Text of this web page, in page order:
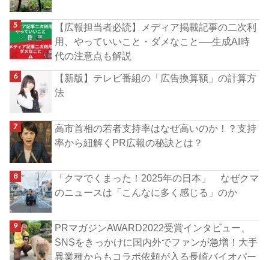
【広報担当者必読】メディア掲載記事の二次利
用、やっていいこと・ダメなこと──生成AI時
代の注意点も解説
【新版】テレビ番組の「広告換算額」の計算方
法
高市首相の若者支持率はなぜ高いのか！？支持
率から紐解くPR広報の秘訣とは？
「クマでくまった！2025年の日本」 なぜクマ
のニュースは「こんなに多く感じる」のか
PRマガジンAWARD2022受賞インタビュー、
SNSをきっかけに国内外でファンが急増！大手
異業種からもコラボ依頼が入る長崎バイオパー